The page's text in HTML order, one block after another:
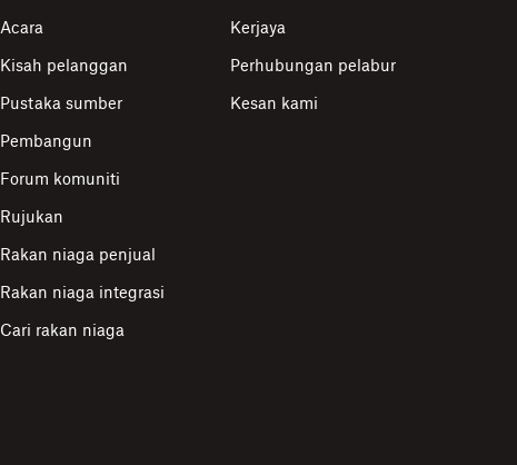
Acara
Kisah pelanggan
Pustaka sumber
Pembangun
Forum komuniti
Rujukan
Rakan niaga penjual
Rakan niaga integrasi
Cari rakan niaga
Kerjaya
Perhubungan pelabur
Kesan kami